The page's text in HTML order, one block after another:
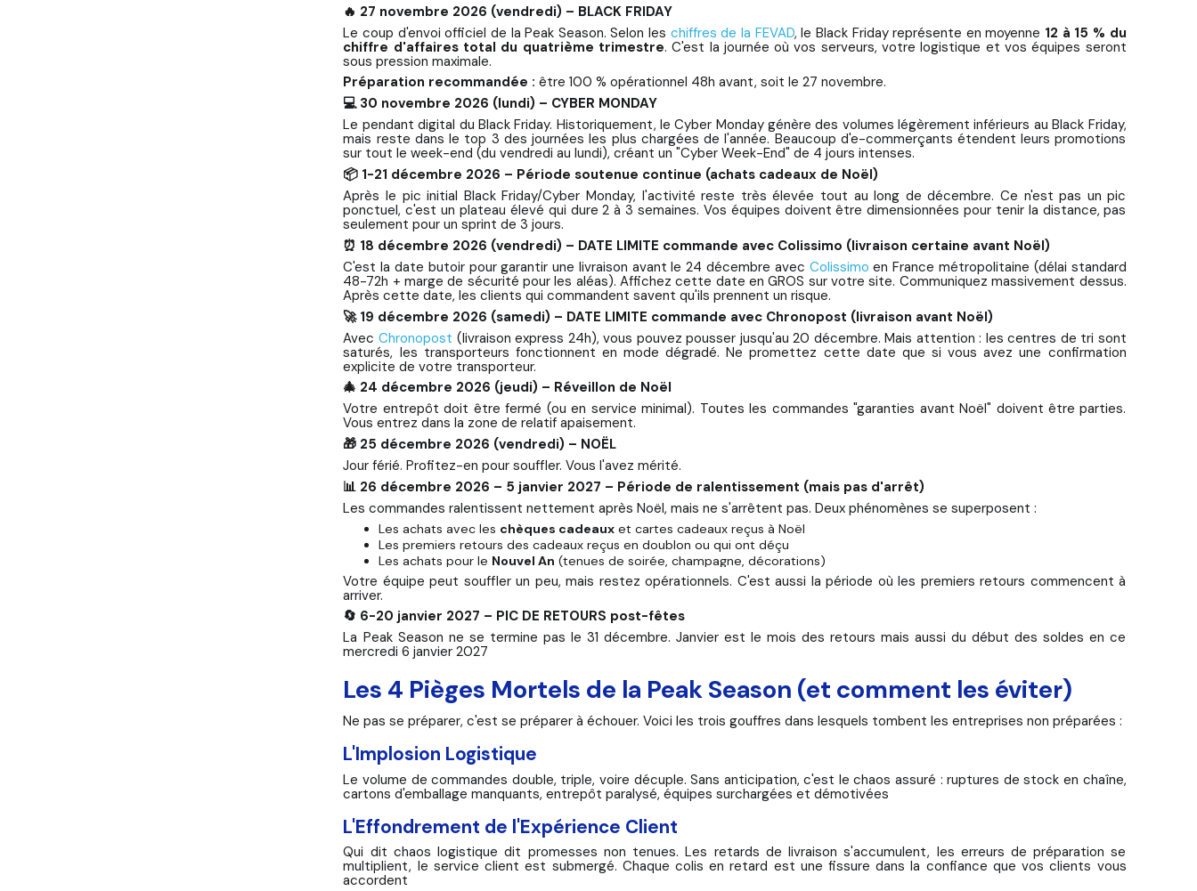
🔥 27 novembre 2026 (vendredi) – BLACK FRIDAY
Le coup d'envoi officiel de la Peak Season. Selon les chiffres de la FEVAD, le Black Friday représente en moyenne 12 à 15 % du
chiffre d'affaires total du quatrième trimestre. C'est la journée où vos serveurs, votre logistique et vos équipes seront
sous pression maximale.
Préparation recommandée : être 100 % opérationnel 48h avant, soit le 27 novembre.
💻 30 novembre 2026 (lundi) – CYBER MONDAY
Le pendant digital du Black Friday. Historiquement, le Cyber Monday génère des volumes légèrement inférieurs au Black Friday,
mais reste dans le top 3 des journées les plus chargées de l'année. Beaucoup d'e-commerçants étendent leurs promotions
sur tout le week-end (du vendredi au lundi), créant un "Cyber Week-End" de 4 jours intenses.
📦 1-21 décembre 2026 – Période soutenue continue (achats cadeaux de Noël)
Après le pic initial Black Friday/Cyber Monday, l'activité reste très élevée tout au long de décembre. Ce n'est pas un pic
ponctuel, c'est un plateau élevé qui dure 2 à 3 semaines. Vos équipes doivent être dimensionnées pour tenir la distance, pas
seulement pour un sprint de 3 jours.
⏰ 18 décembre 2026 (vendredi) – DATE LIMITE commande avec Colissimo (livraison certaine avant Noël)
C'est la date butoir pour garantir une livraison avant le 24 décembre avec Colissimo en France métropolitaine (délai standard
48-72h + marge de sécurité pour les aléas). Affichez cette date en GROS sur votre site. Communiquez massivement dessus.
Après cette date, les clients qui commandent savent qu'ils prennent un risque.
🚀 19 décembre 2026 (samedi) – DATE LIMITE commande avec Chronopost (livraison avant Noël)
Avec Chronopost (livraison express 24h), vous pouvez pousser jusqu'au 20 décembre. Mais attention : les centres de tri sont
saturés, les transporteurs fonctionnent en mode dégradé. Ne promettez cette date que si vous avez une confirmation
explicite de votre transporteur.
🎄 24 décembre 2026 (jeudi) – Réveillon de Noël
Votre entrepôt doit être fermé (ou en service minimal). Toutes les commandes "garanties avant Noël" doivent être parties.
Vous entrez dans la zone de relatif apaisement.
🎁 25 décembre 2026 (vendredi) – NOËL
Jour férié. Profitez-en pour souffler. Vous l'avez mérité.
📊 26 décembre 2026 – 5 janvier 2027 – Période de ralentissement (mais pas d'arrêt)
Les commandes ralentissent nettement après Noël, mais ne s'arrêtent pas. Deux phénomènes se superposent :
Les achats avec les chèques cadeauxet cartes cadeaux reçus à Noël
Les premiers retours des cadeaux reçus en doublon ou qui ont déçu
Les achats pour le Nouvel An (tenues de soirée, champagne, décorations)
Votre équipe peut souffler un peu, mais restez opérationnels. C'est aussi la période où les premiers retours commencent à
arriver.
🔄 6-20 janvier 2027 – PIC DE RETOURS post-fêtes
La Peak Season ne se termine pas le 31 décembre. Janvier est le mois des retours mais aussi du début des soldes en ce
mercredi 6 janvier 2027
Les 4 Pièges Mortels de la Peak Season (et comment les éviter)
Ne pas se préparer, c'est se préparer à échouer. Voici les trois gouffres dans lesquels tombent les entreprises non préparées :
L'Implosion Logistique
Le volume de commandes double, triple, voire décuple. Sans anticipation, c'est le chaos assuré : ruptures de stock en chaîne,
cartons d'emballage manquants, entrepôt paralysé, équipes surchargées et démotivées
L'Effondrement de l'Expérience Client
Qui dit chaos logistique dit promesses non tenues. Les retards de livraison s'accumulent, les erreurs de préparation se
multiplient, le service client est submergé. Chaque colis en retard est une fissure dans la confiance que vos clients vous
accordent